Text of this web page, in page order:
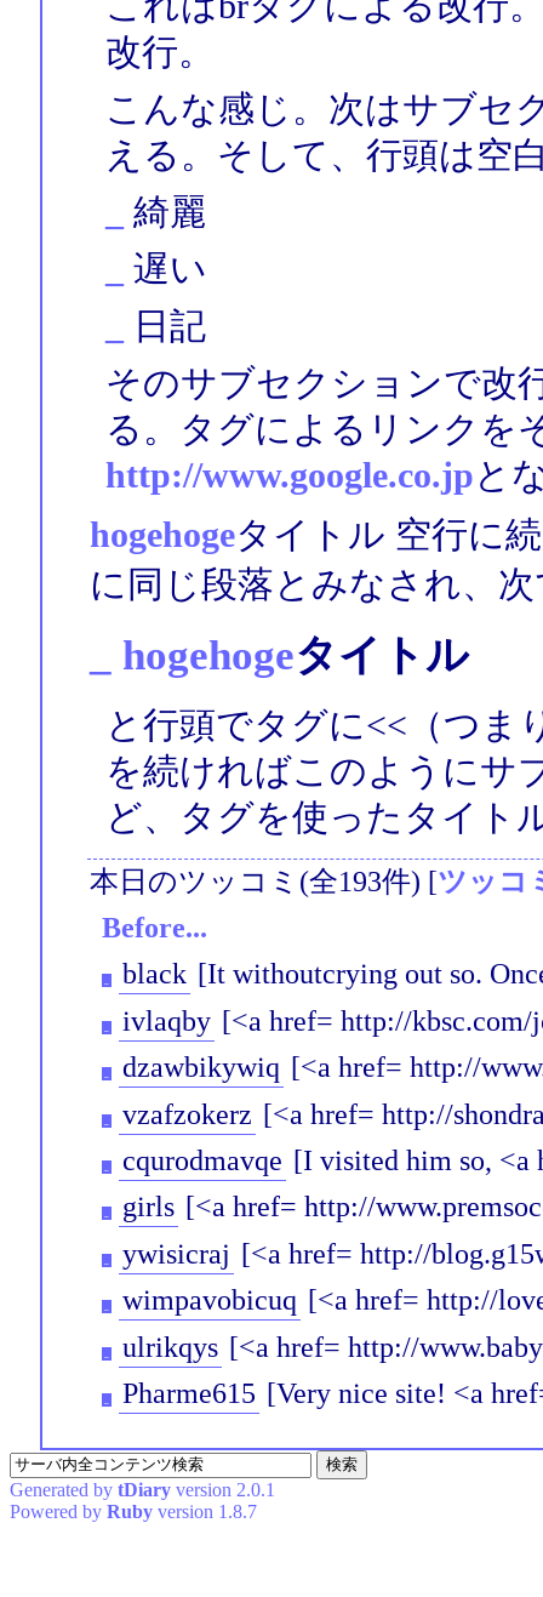
改行。
こんな感じ。次はサブセ
える。そして、行頭は空
綺麗
遅い
日記
そのサブセクションで改
る。タグによるリンクを
http://www.google.co.jpと
hogehogeタイトル 空行に
に同じ段落とみなされ、
hogehogeタイトル
と行頭でタグに<<（つま
を続ければこのようにサ
ど、タグを使ったタイト
本日のツッコミ(全193件) [ツッコ
Before...
black [It withoutcrying out so.
ivlaqby [<a href= http://
dzawbikywiq [<a href= http://
vzafzokerz [<a href= http://
cqurodmavqe [I visited him so,
girls [<a href= http://
ywisicraj [<a href= http://
wimpavobicuq [<a href= http://
ulrikqys [<a href= http://
Pharme615 [Very nice site! <a
Generated by tDiary version 2.0.1
Powered by Ruby version 1.8.7